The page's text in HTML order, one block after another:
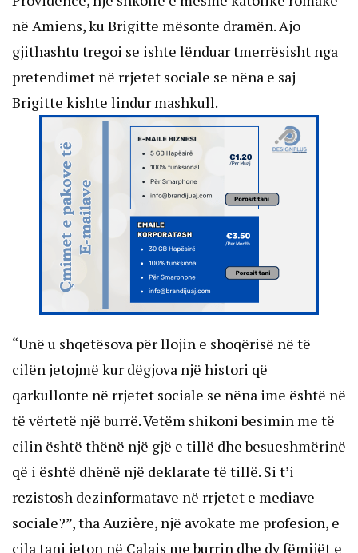
në Amiens, ku Brigitte mësonte dramën. Ajo
gjithashtu tregoi se ishte lënduar tmerrësisht nga
pretendimet në rrjetet sociale se nëna e saj
Brigitte kishte lindur mashkull.
“Unë u shqetësova për llojin e shoqërisë në të
cilën jetojmë kur dëgjova një histori që
qarkullonte në rrjetet sociale se nëna ime është në
të vërtetë një burrë. Vetëm shikoni besimin me të
cilin është thënë një gjë e tillë dhe besueshmërinë
që i është dhënë një deklarate të tillë. Si t’i
rezistosh dezinformatave në rrjetet e mediave
sociale?”, tha Auzière, një avokate me profesion, e
cila tani jeton në Calais me burrin dhe dy fëmijët e